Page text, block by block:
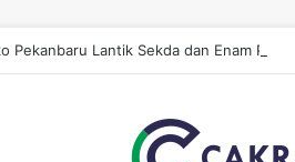
Pekanbaru Lantik Sekda dan Enam